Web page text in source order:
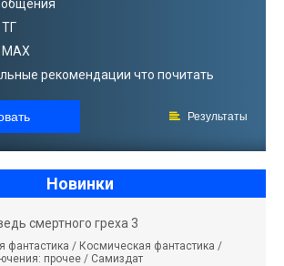
рекомендации что почитать
Результаты
Новинки
смертного греха 3
фантастика / Космическая фантастика /
прочее / Самиздат